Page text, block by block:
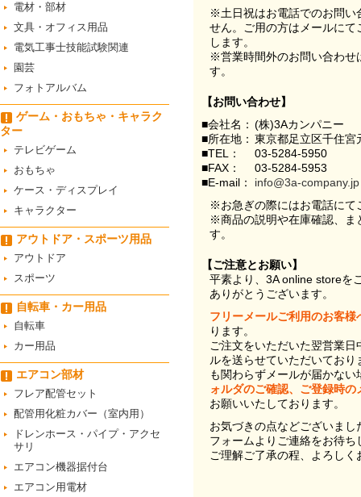
電材・部材
文具・オフィス用品
電気工事士技能試験関連
園芸
フォトアルバム
ゲーム・おもちゃ・キャラク
ター
テレビゲーム
おもちゃ
ケース・ディスプレイ
キャラクター
アウトドア・スポーツ用品
アウトドア
スポーツ
自転車・カー用品
自転車
カー用品
エアコン部材
フレア配管セット
配管用化粧カバー（室内用）
ドレンホース・パイプ・アクセ
サリ
エアコン機器据付台
エアコン用電材
※土日祝はお電話でのお問い
せん。ご用の方はメールに
します。
※営業時間外のお問い合わせ
す。
【お問い合わせ】
■会社名： (株)3Aカンパニー
■所在地： 東京都足立区千住
■TEL：
03-5284-5950
■FAX：
03-5284-5953
■E-mail：
info@3a-company.jp
※お急ぎの際にはお電話にて
※商品の説明や在庫確認、ま
す。
【ご注意とお願い】
平素より、3A online storeを
ありがとうございます。
フリーメールご利用のお客様
ります。
ご注文をいただいた翌営業
ルを送らせていただいてお
も関わらずメールが届かない
ォルダのご確認、ご登録時
お願いいたしております。
お気づきの点などございま
フォームよりご連絡をお待ち
ご理解ご了承の程、よろし